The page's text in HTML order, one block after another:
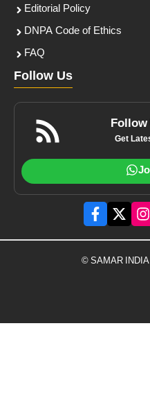
Editorial Policy
DNPA Code of Ethics
FAQ
Follow Us
Follow
Get
© SAMAR